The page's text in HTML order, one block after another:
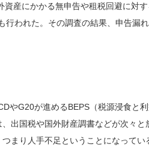
産にかかる無申告や租税回避に対
行われた。その調査の結果、申告漏
やG20が進めるBEPS（税源浸食と
出国税や国外財産調書などが次々
まり人手不足ということになってい